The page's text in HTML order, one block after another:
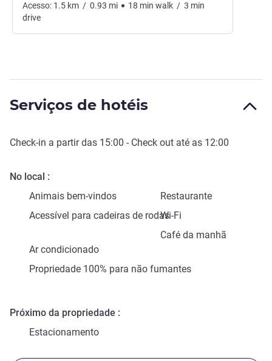
Acesso: 1.5 km / 0.93 mi 18 min walk / 3 min
drive
Serviços de hotéis
Check-in a partir das 15:00 - Check out até as 12:00
No local
Animais bem-vindos
Restaurante
Acessível para cadeiras de rodasWi-Fi
Ar condicionado
Café da manhã
Propriedade 100% para não fumantes
Próximo da propriedade
Estacionamento